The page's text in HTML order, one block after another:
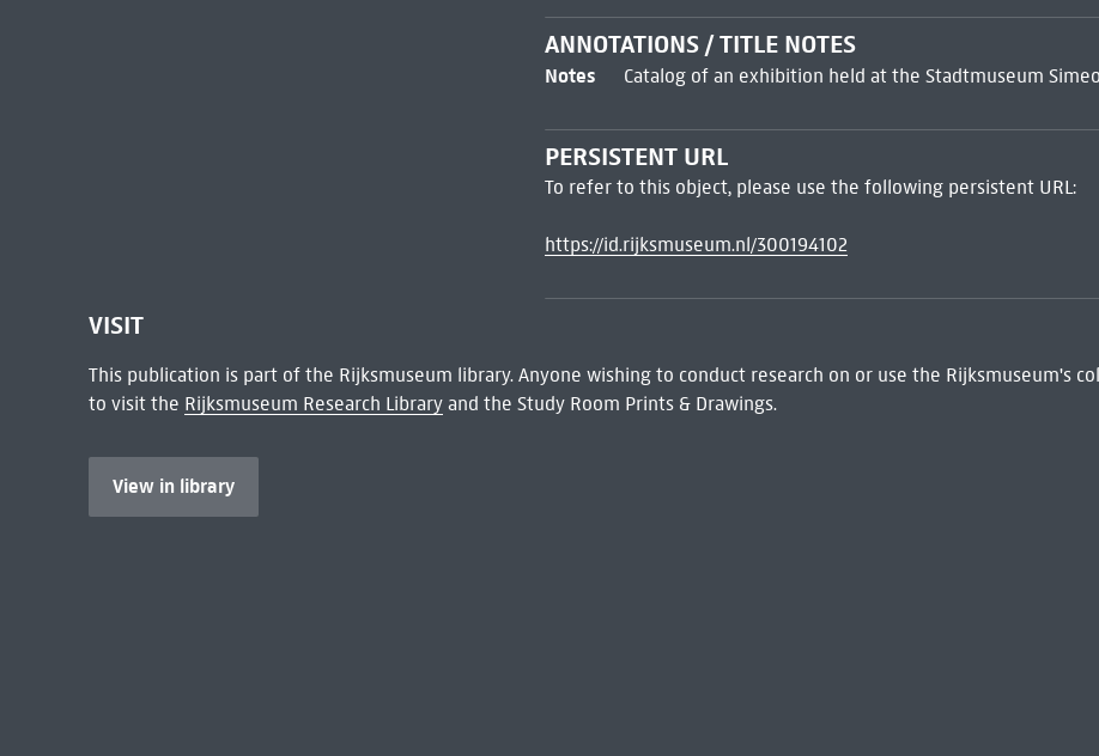
ANNOTATIONS / TITLE NOTES
Notes Catalog of an exhibition held at the Stadtmuseum
PERSISTENT URL
To refer to this object, please use the following persistent URL:
https://id.rijksmuseum.nl/300194102
VISIT
This publication is part of the Rijksmuseum library. Anyone wishing to conduct research on or use the Rijksmuseum's
to visit the Rijksmuseum Research Libraryand the Study Room Prints & Drawings.
View in library